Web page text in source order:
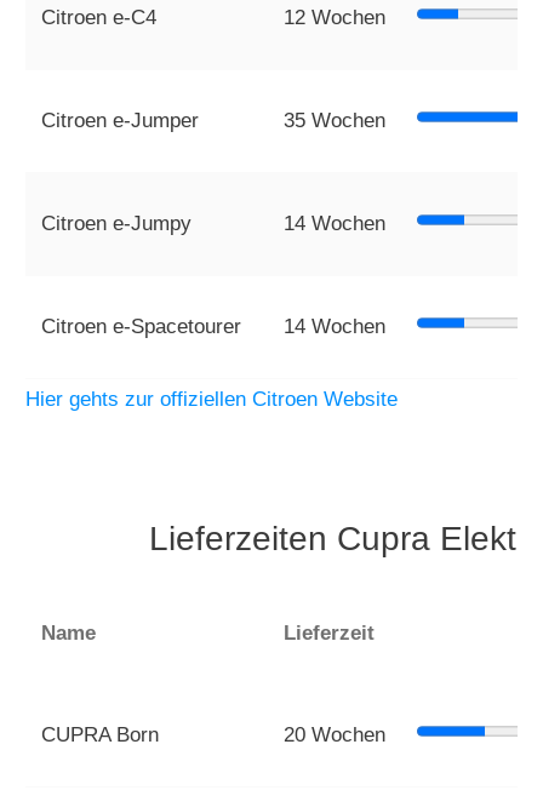
Citroen e-C4 12 Wochen
Citroen e-Jumper 35 Wochen
Citroen e-Jumpy 14 Wochen
Citroen e-Spacetourer 14 Wochen
Hier gehts zur offiziellen Citroen Website
Lieferzeiten Cupra
Name Lieferzeit
CUPRA Born 20 Wochen